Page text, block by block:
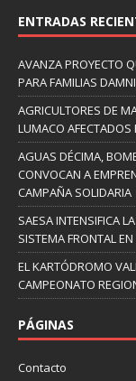
ENTRADAS
AVANZA PROYECTO
PARA FAMILIAS
AGRICULTORES DE
LUMACO
AGUAS DÉCIMA,
CONVOCAN A
CAMPAÑA SOLIDARIA
SAESA INTENSIFICA
SISTEMA FRONTAL
EL KARTÓDROMO
CAMPEONATO
PÁGINAS
Contacto